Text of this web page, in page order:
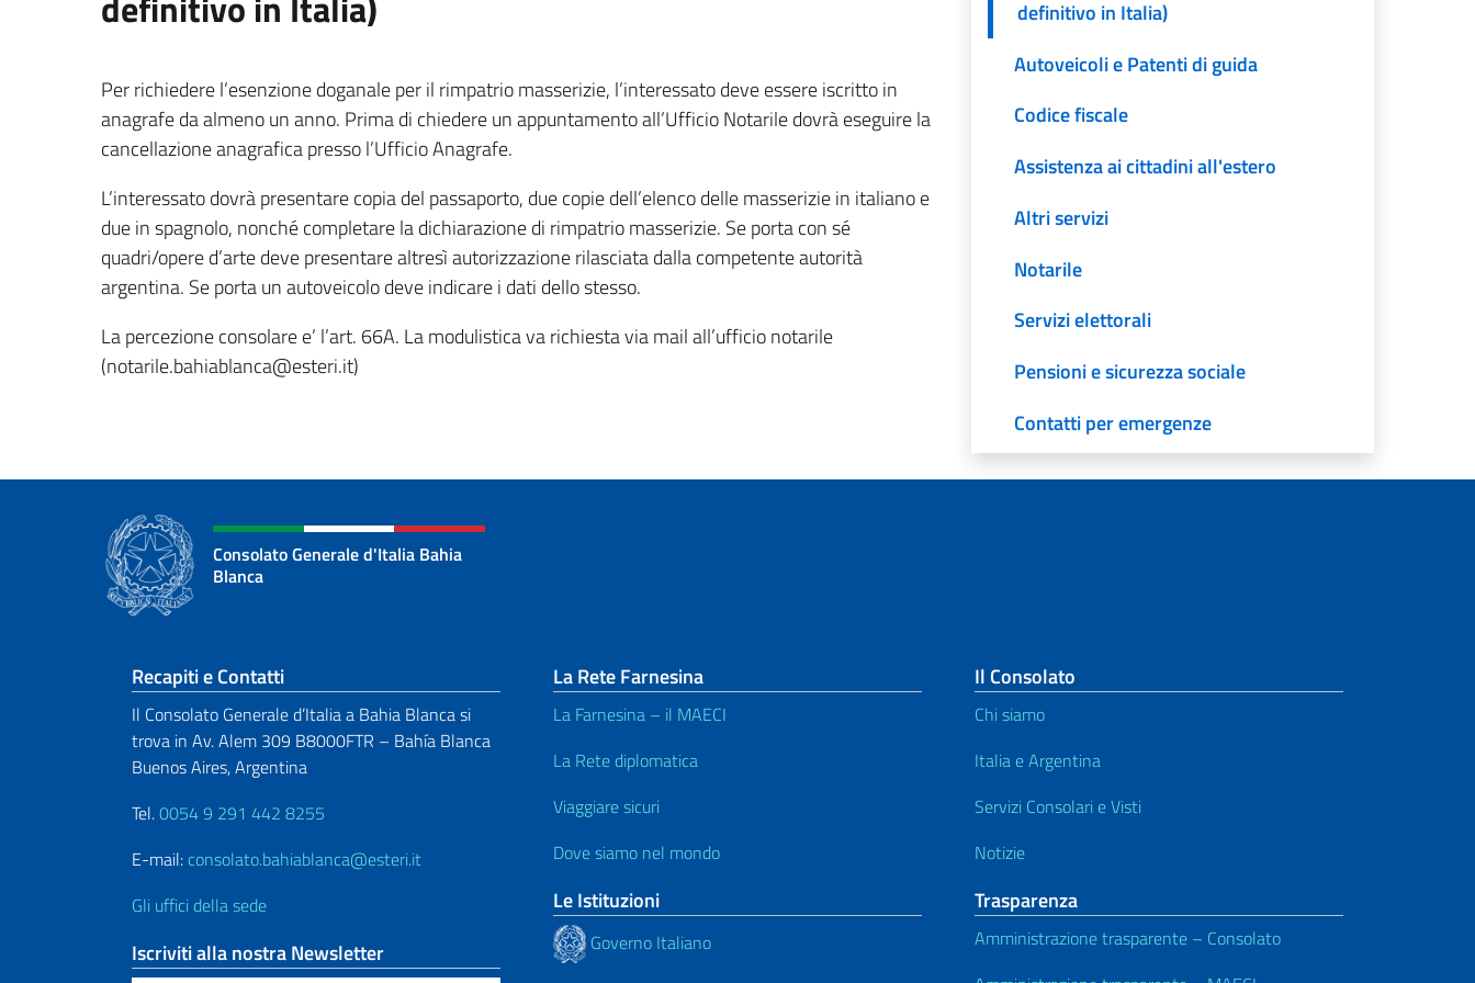
Per richiedere l’esenzione doganale per il rimpatrio masserizie, l’interessato deve essere iscritto in
anagrafe da almeno un anno. Prima di chiedere un appuntamento all’Ufficio Notarile dovrà eseguire la
cancellazione anagrafica presso l’Ufficio Anagrafe.
L’interessato dovrà presentare copia del passaporto, due copie dell’elenco delle masserizie in italiano e
due in spagnolo, nonché completare la dichiarazione di rimpatrio masserizie. Se porta con sé
quadri/opere d’arte deve presentare altresì autorizzazione rilasciata dalla competente autorità
argentina. Se porta un autoveicolo deve indicare i dati dello stesso.
La percezione consolare e’ l’art. 66A. La modulistica va richiesta via mail all’ufficio notarile
(notarile.bahiablanca@esteri.it)
definitivo in Italia)
Autoveicoli e Patenti di guida
Codice fiscale
Assistenza ai cittadini all'estero
Altri servizi
Notarile
Servizi elettorali
Pensioni e sicurezza sociale
Contatti per emergenze
Reclami
Consolato Generale d'Italia Bahia
Blanca
Sezione footer
Recapiti e Contatti
Il Consolato Generale d’Italia a Bahia Blanca si
trova in Av. Alem 309 B8000FTR – Bahía Blanca
Buenos Aires, Argentina
Tel.0054 9 291 442 8255
E-mail: consolato.bahiablanca@esteri.it
Gli uffici della sede
Iscriviti alla nostra Newsletter
La Rete Farnesina
La Farnesina – il MAECI
La Rete diplomatica
Viaggiare sicuri
Dove siamo nel mondo
Le Istituzioni
Governo Italiano
Il Consolato
Chi siamo
Italia e Argentina
Servizi Consolari e Visti
Notizie
Trasparenza
Amministrazione trasparente – Consolato